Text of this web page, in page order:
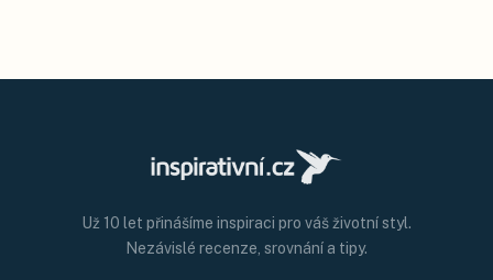
Už 10 let přinášíme inspiraci pro váš životní styl.
Nezávislé recenze, srovnání a tipy.